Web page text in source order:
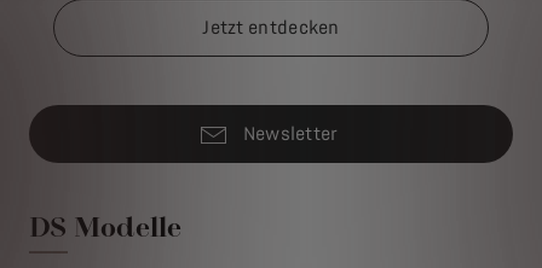
Jetzt entdecken
Newsletter
DS Modelle